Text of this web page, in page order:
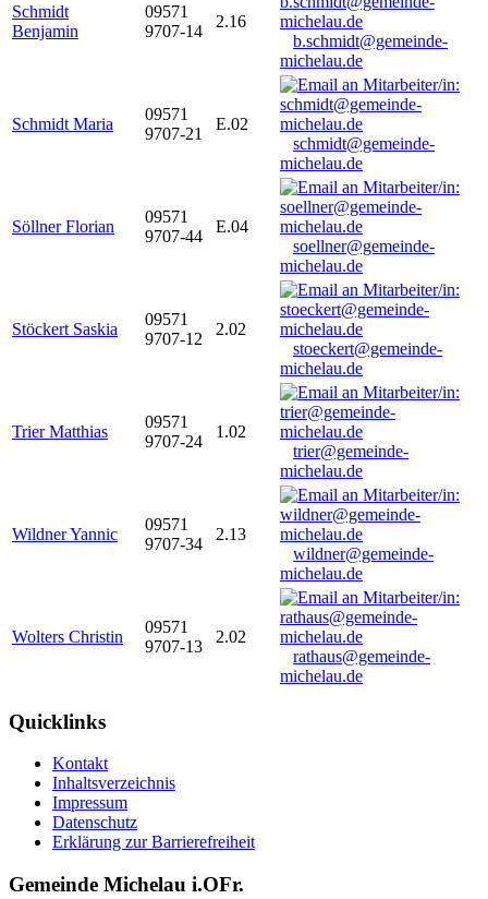
Schmidt
Benjamin
09571
9707-14
2.16
b.schmidt@gemeinde-
michelau.de
Schmidt Maria
09571
9707-21
E.02
schmidt@gemeinde-
michelau.de
Söllner Florian
09571
9707-44
E.04
soellner@gemeinde-
michelau.de
Stöckert Saskia
09571
9707-12
2.02
stoeckert@gemeinde-
michelau.de
Trier Matthias
09571
9707-24
1.02
trier@gemeinde-
michelau.de
Wildner Yannic
09571
9707-34
2.13
wildner@gemeinde-
michelau.de
Wolters Christin
09571
9707-13
2.02
rathaus@gemeinde-
michelau.de
Quicklinks
Kontakt
Inhaltsverzeichnis
Impressum
Datenschutz
Erklärung zur Barrierefreiheit
Gemeinde Michelau i.OFr.